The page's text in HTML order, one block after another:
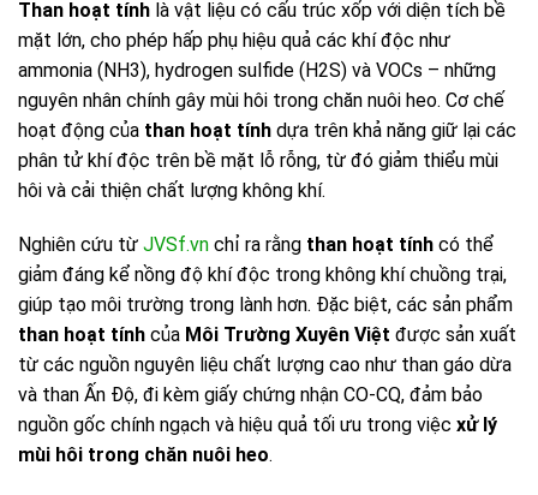
Than hoạt tính là vật liệu có cấu trúc xốp với diện tích bề
mặt lớn, cho phép hấp phụ hiệu quả các khí độc như
ammonia (NH3), hydrogen sulfide (H2S) và VOCs – những
nguyên nhân chính gây mùi hôi trong chăn nuôi heo. Cơ chế
hoạt động của than hoạt tính dựa trên khả năng giữ lại các
phân tử khí độc trên bề mặt lỗ rỗng, từ đó giảm thiểu mùi
hôi và cải thiện chất lượng không khí.
Nghiên cứu từ JVSf.vn chỉ ra rằng than hoạt tính có thể
giảm đáng kể nồng độ khí độc trong không khí chuồng trại,
giúp tạo môi trường trong lành hơn. Đặc biệt, các sản phẩm
than hoạt tính của Môi Trường Xuyên Việt được sản xuất
từ các nguồn nguyên liệu chất lượng cao như than gáo dừa
và than Ấn Độ, đi kèm giấy chứng nhận CO-CQ, đảm bảo
nguồn gốc chính ngạch và hiệu quả tối ưu trong việc xử lý
mùi hôi trong chăn nuôi heo.